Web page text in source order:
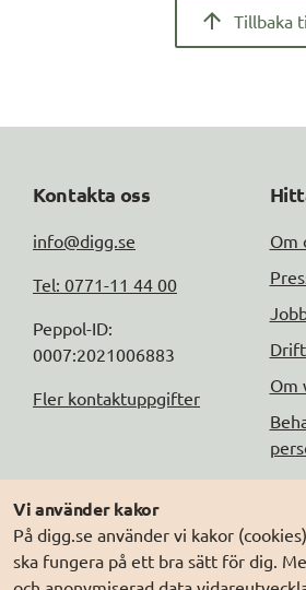
Vi använder kakor
På digg.se använder vi kakor
ska fungera på ett bra sätt för dig.
Tillbaka
Kontakta oss
info@digg.se
Tel: 0771-11 44 00
Peppol-ID:
0007:2021006883
Fler kontaktuppgifter
Om
Om
Följ oss
DIGG på
Prenumerera på nyheter
DIGG på
LinkedIn
Min